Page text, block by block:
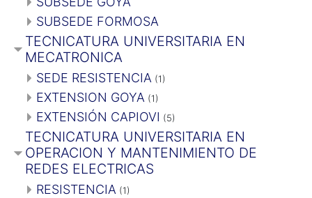
SUBSEDE FORMOSA
TECNICATURA UNIVERSITARIA EN
MECATRONICA
SEDE RESISTENCIA (1)
EXTENSION GOYA (1)
EXTENSIÓN CAPIOVI (5)
TECNICATURA UNIVERSITARIA EN
OPERACION Y MANTENIMIENTO DE
REDES ELECTRICAS
RESISTENCIA (1)